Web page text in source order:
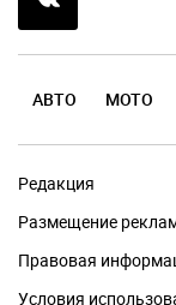
АВТО МОТО
Редакция
Размещение
Правовая
Условия